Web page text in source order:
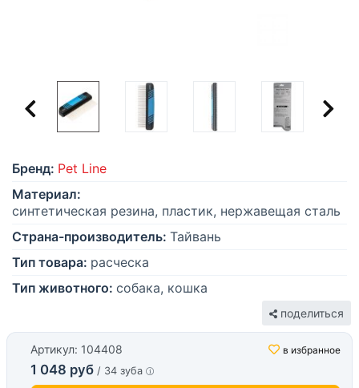
Бренд: Pet Line
Материал:
синтетическая резина, пластик, нержавещая сталь
Страна-производитель: Тайвань
Тип товара: расческа
Тип животного: собака, кошка
поделиться
Артикул: 104408 в избранное
1 048 руб / 34 зуба